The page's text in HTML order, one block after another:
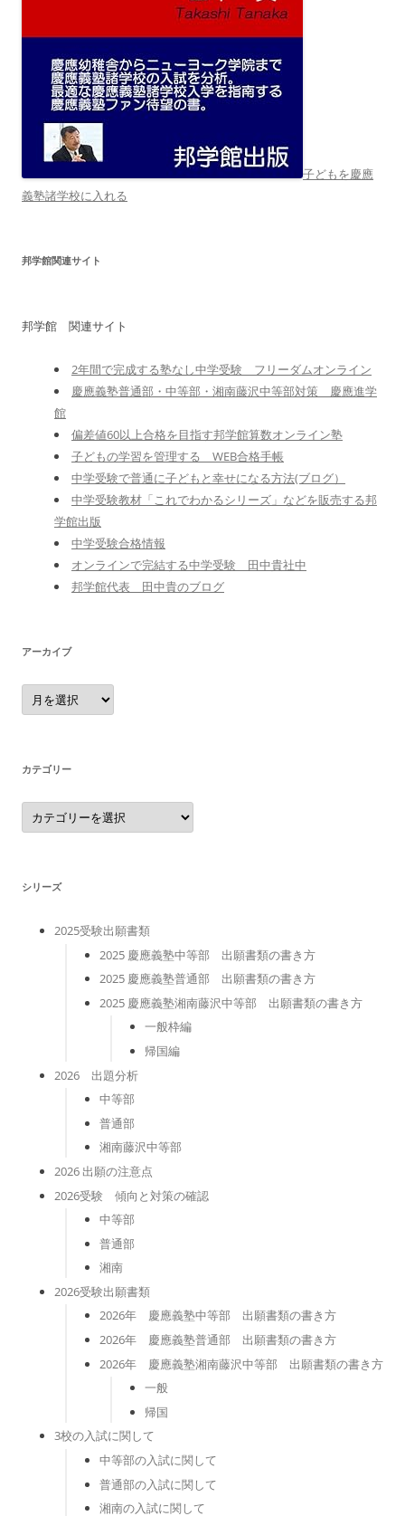
子どもを慶應
義塾諸学校に入れる
邦学館関連サイト
邦学館 関連サイト
2年間で完成する塾なし中学受験 フリーダムオンライン
慶應義塾普通部・中等部・湘南藤沢中等部対策 慶應進学
館
偏差値60以上合格を目指す邦学館算数オンライン塾
子どもの学習を管理する WEB合格手帳
中学受験で普通に子どもと幸せになる方法(ブログ）
中学受験教材「これでわかるシリーズ」などを販売する邦
学館出版
中学受験合格情報
オンラインで完結する中学受験 田中貴社中
邦学館代表 田中貴のブログ
アーカイブ
ア
ー
カ
カテゴリー
カ
テ
ゴ
シリーズ
2025受験出願書類
2025 慶應義塾中等部 出願書類の書き方
2025 慶應義塾普通部 出願書類の書き方
2025 慶應義塾湘南藤沢中等部 出願書類の書き方
一般枠編
帰国編
2026 出題分析
中等部
普通部
湘南藤沢中等部
2026 出願の注意点
2026受験 傾向と対策の確認
中等部
普通部
湘南
2026受験出願書類
2026年 慶應義塾中等部 出願書類の書き方
2026年 慶應義塾普通部 出願書類の書き方
2026年 慶應義塾湘南藤沢中等部 出願書類の書き方
一般
帰国
3校の入試に関して
中等部の入試に関して
普通部の入試に関して
湘南の入試に関して